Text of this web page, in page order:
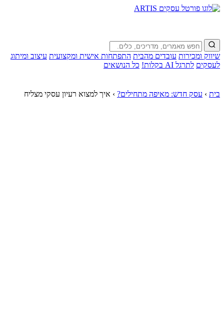
שיווק ומכירות עובדים מהבית התפתחות אישית ומקצועית עיצוב ומיתוג
לעסקים לתרגל AI בקלות! כל הנושאים
בית › עסק חדש: מאיפה מתחילים? › איך למצוא רעיון עסקי מצליח